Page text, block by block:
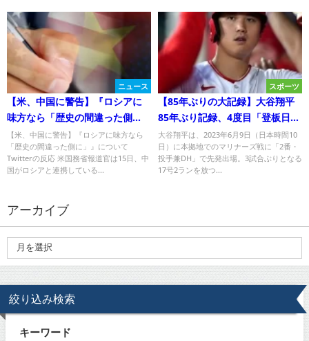
ニュース
【米、中国に警告】『ロシアに
味方なら「歴史の間違った側
に」』についてTwitterの反応
【米、中国に警告】『ロシアに味方なら
「歴史の間違った側に」』について
Twitterの反応 米国務省報道官は15日、中
国がロシアと連携している...
スポーツ
【85年ぶりの大記録】大谷翔平
85年ぶり記録、4度目「登板日に
3安打以上」 サイクルならずも登
板日打率は驚異の・392
大谷翔平は、2023年6月9日（日本時間10
日）に本拠地でのマリナーズ戦に「2番・
投手兼DH」で先発出場。3試合ぶりとなる
17号2ランを放つ...
アーカイブ
絞り込み検索
キーワード